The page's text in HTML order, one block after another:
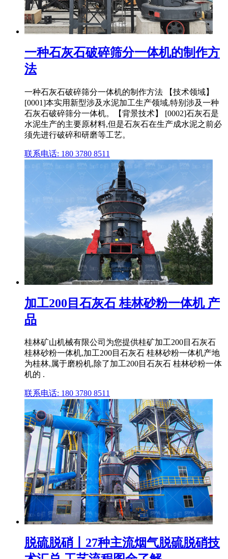
一种石灰石破碎筛分一体机的制作方
法
一种石灰石破碎筛分一体机的制作方法 【技术领域】
[0001]本实用新型涉及水泥加工生产领域,特别涉及一种
石灰石破碎筛分一体机。【背景技术】 [0002]石灰石是
水泥生产的主要原材料,但是石灰石在生产成水泥之前必
须先进行破碎和研磨等工艺。
联系电话: 180 3780 8511
加工200目石灰石 桂林砂粉一体机 产
品
桂林矿山机械有限公司为您提供桂矿加工200目石灰石
桂林砂粉一体机,加工200目石灰石 桂林砂粉一体机产地
为桂林,属于磨粉机,除了加工200目石灰石 桂林砂粉一体
机的 .
联系电话: 180 3780 8511
脱硫脱硝丨27种主流烟气脱硫脱硝技